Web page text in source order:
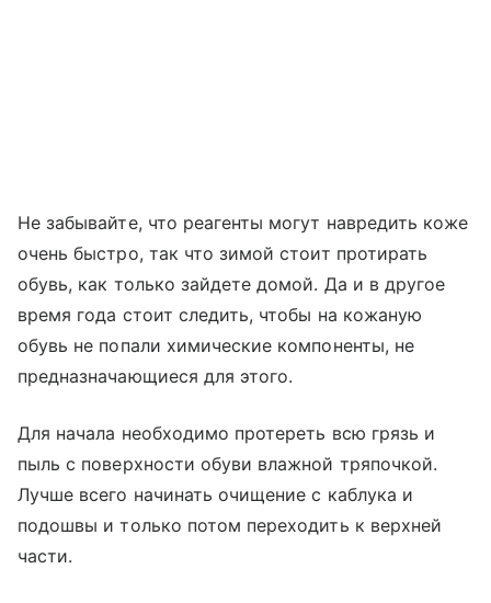
Не забывайте, что реагенты могут навредить коже
очень быстро, так что зимой стоит протирать
обувь, как только зайдете домой. Да и в другое
время года стоит следить, чтобы на кожаную
обувь не попали химические компоненты, не
предназначающиеся для этого.
Для начала необходимо протереть всю грязь и
пыль с поверхности обуви влажной тряпочкой.
Лучше всего начинать очищение с каблука и
подошвы и только потом переходить к верхней
части.